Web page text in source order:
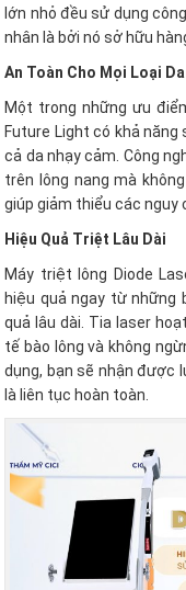
lớn nhỏ đều sử dụng
nhân là bởi nó sở hữu
An Toàn Cho Mọi Loại Da
Một trong những ưu
Future Light có khả
cả da nhạy cảm. Công
trên lông nang mà
giúp giảm thiểu các nguy
Hiệu Quả Triệt Lâu Dài
Máy triệt lông Diode
hiệu quả ngay từ những
quả lâu dài. Tia laser
tế bào lông và không
dụng, bạn sẽ nhận được
là liên tục hoàn toàn.